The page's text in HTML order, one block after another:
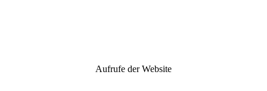
Aufrufe der Website